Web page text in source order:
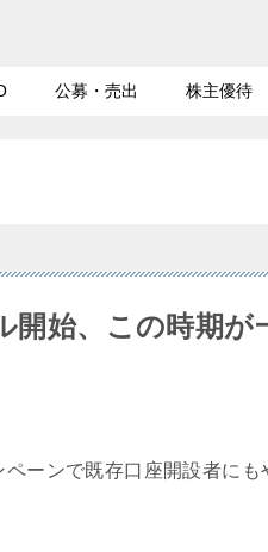
公募・売出 株主優待
始、この時期が
ーンで既存口座開設者にも